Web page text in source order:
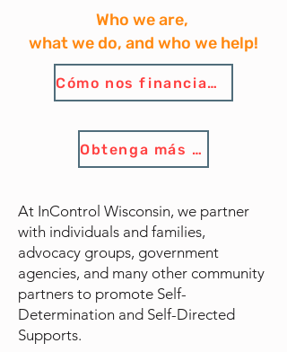
Who we are,
what we do, and who we help!
Cómo nos financiamos
Obtenga más información sobre el apoyo autodirigido
At InControl Wisconsin, we partner
with individuals and families,
advocacy groups, government
agencies, and many other community
partners to promote Self-
Determination and Self-Directed
Supports.